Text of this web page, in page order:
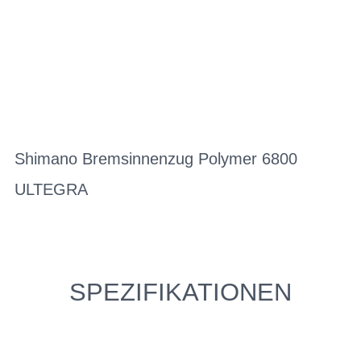
Shimano Bremsinnenzug Polymer 6800
ULTEGRA
SPEZIFIKATIONEN